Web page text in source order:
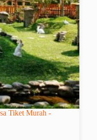
Tiket Murah -